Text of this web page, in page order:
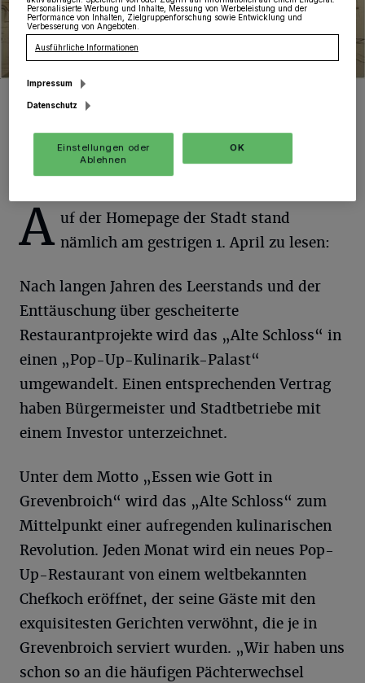
A uf der Homepage der Stadt stand
nämlich am gestrigen 1. April zu lesen:
Nach langen Jahren des Leerstands und der
Enttäuschung über gescheiterte
Restaurantprojekte wird das „Alte Schloss“ in
einen „Pop-Up-Kulinarik-Palast“
umgewandelt. Einen entsprechenden Vertrag
haben Bürgermeister und Stadtbetriebe mit
einem Investor unterzeichnet.
Unter dem Motto „Essen wie Gott in
Grevenbroich“ wird das „Alte Schloss“ zum
Mittelpunkt einer aufregenden kulinarischen
Revolution. Jeden Monat wird ein neues Pop-
Up-Restaurant von einem weltbekannten
Chefkoch eröffnet, der seine Gäste mit den
exquisitesten Gerichten verwöhnt, die je in
Grevenbroich serviert wurden. „Wir haben uns
schon so an die häufigen Pächterwechsel
Personalisierte Werbung und Inhalte, Messung von Werbeleistung und der
Performance von Inhalten, Zielgruppenforschung sowie Entwicklung und
Verbesserung von Angeboten.
Ausführliche Informationen
Impressum
Datenschutz
Einstellungen oder
Ablehnen
OK